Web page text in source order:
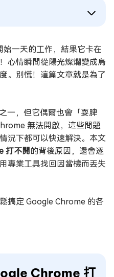
一天的工作，結果它卡在
心情瞬間從陽光燦爛變成烏
。別慌！這篇文章就是為了
一，但它偶爾也會「耍脾
無法開啟，這些問題
況下都可以快速解決。本文
打不開 的背後原因，還會逐
專業工具找回因當機而丟失
搞定 Google Chrome 的各
Chrome 打